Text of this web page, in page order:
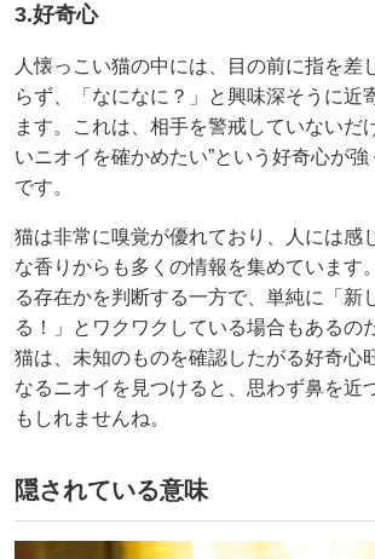
3.好奇心
人懐っこい猫の中には、目の前に指を差
らず、「なになに？」と興味深そうに近
ます。これは、相手を警戒していないだ
いニオイを確かめたい”という好奇心が
です。
猫は非常に嗅覚が優れており、人には感
な香りからも多くの情報を集めています
る存在かを判断する一方で、単純に「新
る！」とワクワクしている場合もあるの
猫は、未知のものを確認したがる好奇心
なるニオイを見つけると、思わず鼻を近
もしれませんね。
隠されている意味